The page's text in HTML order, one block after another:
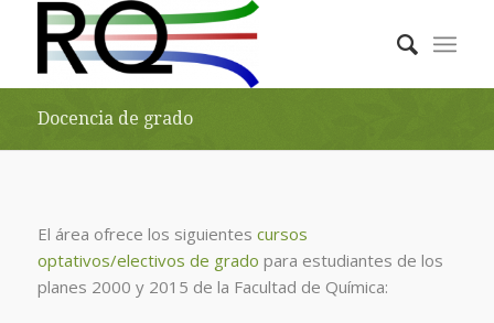
Docencia de grado
El área ofrece los siguientes cursos
optativos/electivos de grado para estudiantes de los
planes 2000 y 2015 de la Facultad de Química: